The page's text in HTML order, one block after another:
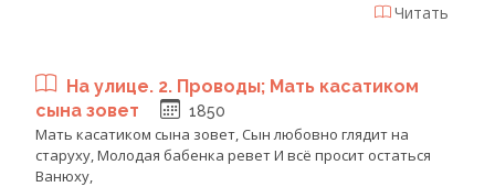
Читать
На улице. 2. Проводы; Мать касатиком
сына зовет
1850
Мать касатиком сына зовет, Сын любовно глядит на
старуху, Молодая бабенка ревет И всё просит остаться
Ванюху,